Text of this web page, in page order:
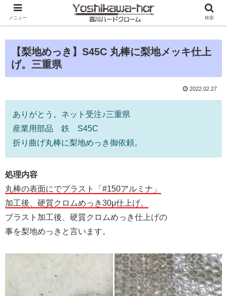
【梨地めっき】S45C 丸棒に梨地メッキ仕上
げ。三重県
2022.02.27
ありがとう。ネット受注♪三重県
産業用部品 鉄 S45C
折り曲げ丸棒に梨地めっき御依頼。
処理内容
丸棒の表面にでブラスト「#150アルミナ」
加工後、硬質クロムめっき30μ仕上げ。
ブラスト加工後、硬質クロムめっき仕上げの
事を梨地めっきと言います。
メニュー 検索